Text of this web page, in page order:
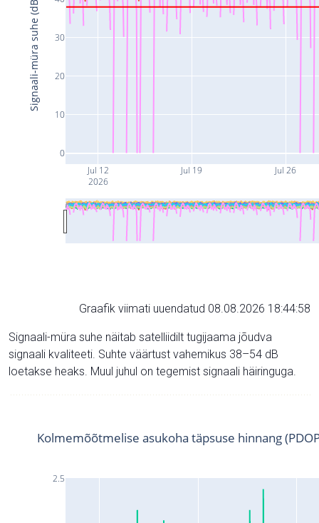
Jul 12
2026
Jul 19 Jul 26
0
10
20
30
Signaali-müra suhe (dB)
Graafik viimati uuendatud 08.08.2026 18:44:58
Signaali-müra suhe näitab satelliidilt tugijaama jõudva
signaali kvaliteeti. Suhte väärtust vahemikus 38–54 dB
loetakse heaks. Muul juhul on tegemist signaali häiringuga.
2.5
Kolmemõõtmelise asukoha täpsuse hinnang